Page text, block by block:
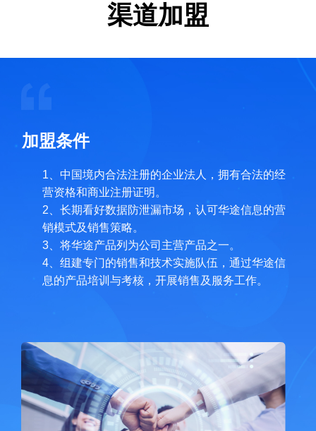
渠道加盟
加盟条件
1、中国境内合法注册的企业法人，拥有合法的经
营资格和商业注册证明。
2、长期看好数据防泄漏市场，认可华途信息的营
销模式及销售策略。
3、将华途产品列为公司主营产品之一。
4、组建专门的销售和技术实施队伍，通过华途信
息的产品培训与考核，开展销售及服务工作。